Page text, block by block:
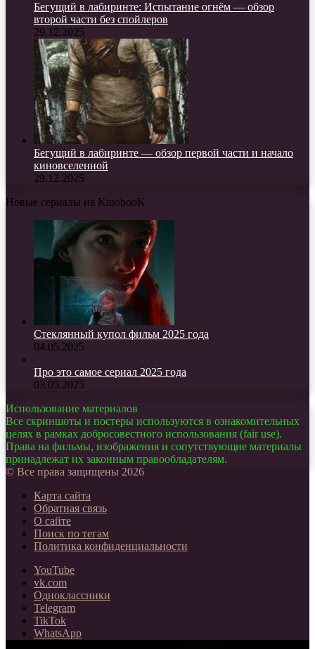
Бегущий в лабиринте: Испытание огнём — обзор
второй части без спойлеров
29.12.2025
Бегущий в лабиринте — обзор первой части и начало
киновселенной
29.12.2025
Новые сериалы на KinobooK
Стеклянный купол фильм 2025 года
04.05.2025
Про это самое сериал 2025 года
03.05.2025
Использование материалов
Все скриншоты и постеры используются в ознакомительных
целях в рамках добросовестного использования (fair use).
Права на фильмы, изображения и сопутствующие материалы
принадлежат их законным правообладателям.
© Все права защищены 2026
Карта сайта
Обратная связь
О сайте
Поиск по тегам
Политика конфиденциальности
YouTube
vk.com
Одноклассники
Telegram
TikTok
WhatsApp